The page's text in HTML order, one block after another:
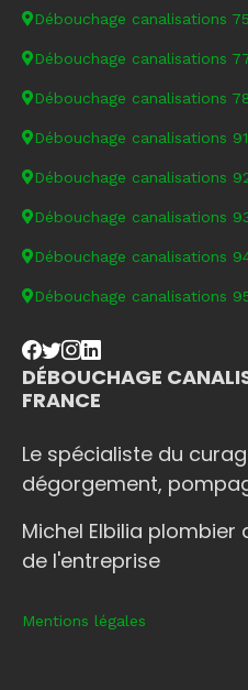
Débouchage canalisations 75
Débouchage canalisations
Débouchage canalisations
Débouchage canalisations 91
Débouchage canalisations
Débouchage canalisations
Débouchage canalisations
Débouchage canalisations
DÉBOUCHAGE
FRANCE
Le spécialiste du
dégorgement,
Michel Elbilia plombier
de l'entreprise
Mentions légales